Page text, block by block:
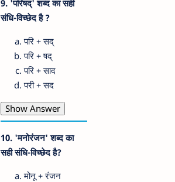
9. 'परिषद्' शब्द का सही
संधि-विच्छेद है ?
परि + सद्
परि + षद्
परि + साद
परी + सद
Show Answer
10. 'मनोरंजन' शब्द का
सही संधि-विच्छेद है?
मोनू + रंजन